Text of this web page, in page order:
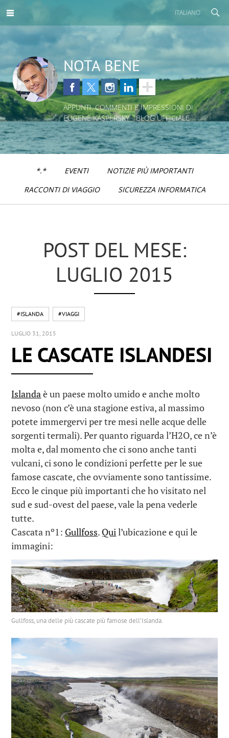
ITALIANO
NOTA BENE
APPUNTI, COMMENTI E IMPRESSIONI DI
EUGENE KASPERSKY - BLOG UFFICIALE
*.* EVENTI
NOTIZIE PIÙ IMPORTANTI
RACCONTI DI VIAGGIO
SICUREZZA INFORMATICA
POST DEL MESE:
LUGLIO 2015
#ISLANDA #VIAGGI
LUGLIO 31, 2015
LE CASCATE ISLANDESI
Islandaè un paese molto umido e anche molto
nevoso (non c’è una stagione estiva, al massimo
potete immergervi per tre mesi nelle acque delle
sorgenti termali). Per quanto riguarda l’H2O, ce n’è
molta e, dal momento che ci sono anche tanti
vulcani, ci sono le condizioni perfette per le sue
famose cascate, che ovviamente sono tantissime.
Ecco le cinque più importanti che ho visitato nel
sud e sud-ovest del paese, vale la pena vederle
tutte.
Cascata nº1: Gullfoss. Quil’ubicazione e qui le
immagini:
Gullfoss, una delle più cascate più famose dell’Islanda.